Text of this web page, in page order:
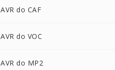
AVR do CAF
AVR do VOC
AVR do MP2